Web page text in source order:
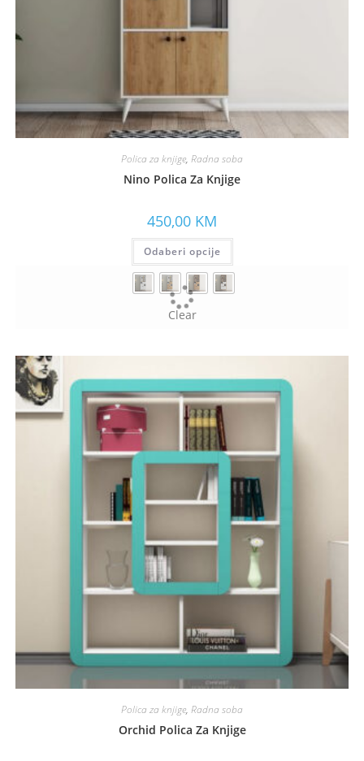
Polica za knjige, Radna soba
Nino Polica Za Knjige
450,00 KM
Odaberi opcije
Clear
Polica za knjige, Radna soba
Orchid Polica Za Knjige